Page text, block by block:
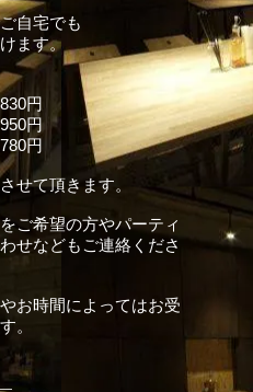
自宅でも
ます。
円
円
円
せて頂きます。
ご希望の方やパーティ
せなども ご連絡くださ
お時間によってはお受
。
―